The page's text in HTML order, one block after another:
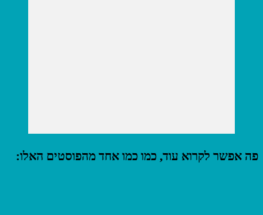
פה אפשר לקרוא עוד, כמו כמו אחד מהפוסטים האלו: